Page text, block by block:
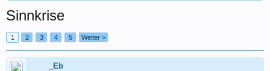
Sinnkrise
1 2 3 4 5 Weiter >
_Eb